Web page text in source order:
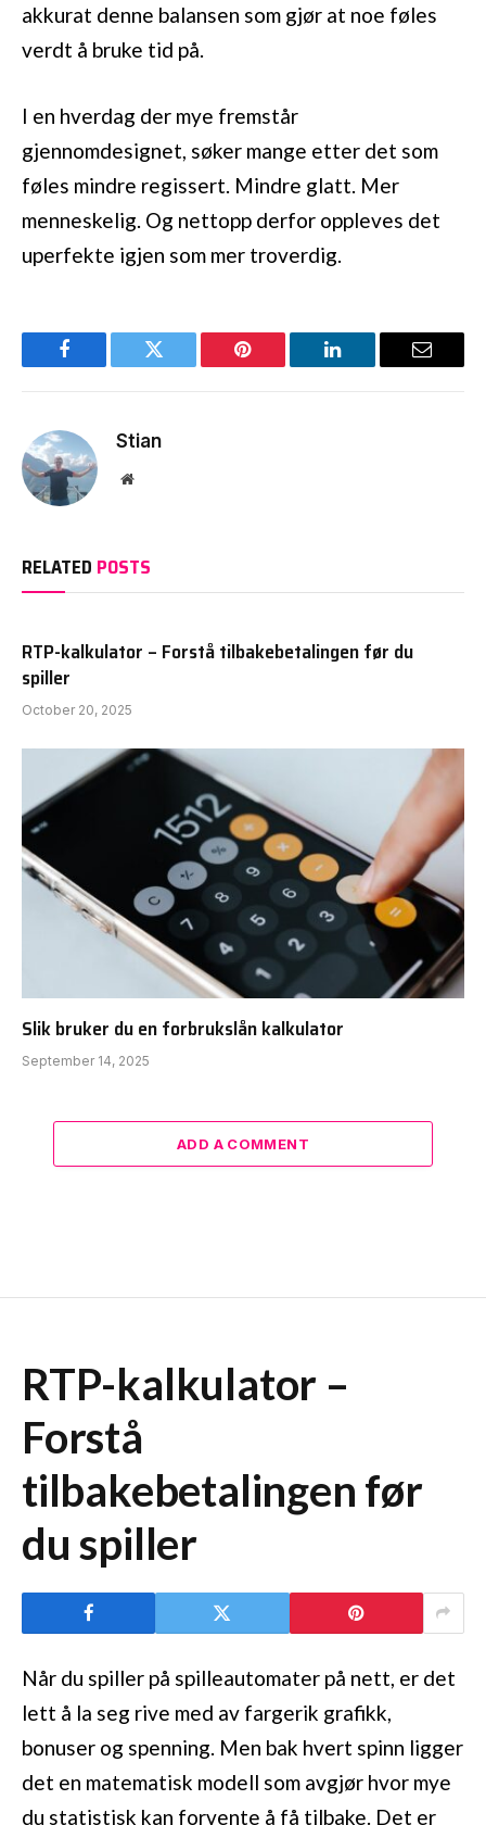
akkurat denne balansen som gjør at noe føles
verdt å bruke tid på.
I en hverdag der mye fremstår
gjennomdesignet, søker mange etter det som
føles mindre regissert. Mindre glatt. Mer
menneskelig. Og nettopp derfor oppleves det
uperfekte igjen som mer troverdig.
Facebook Twitter Pinterest LinkedIn Email
Stian
Website
RELATED POSTS
RTP-kalkulator – Forstå tilbakebetalingen før du
spiller
October 20, 2025
Slik bruker du en forbrukslån kalkulator
September 14, 2025
ADD A COMMENT
RTP-kalkulator –
Forstå
tilbakebetalingen før
du spiller
Når du spiller på spilleautomater på nett, er det
lett å la seg rive med av fargerik grafikk,
bonuser og spenning. Men bak hvert spinn ligger
det en matematisk modell som avgjør hvor mye
du statistisk kan forvente å få tilbake. Det er